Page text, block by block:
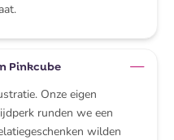
Pinkcube
Onze eigen
runden we een
wilden